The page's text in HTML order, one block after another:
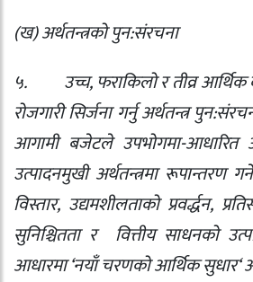
(ख) अर्थतन्त्रको पुन:संरचना
५.
उच्च,फराकिलो र तीव्र आर्थिक
रोजगारी सिर्जना गर्नु अर्थतन्त्र
आगामी बजेटले उपभोगमा-आधारित
उत्पादनमुखी अर्थतन्त्रमा रूपान्तरण
विस्तार, उद्यमशीलताको प्रवर्द्धन,
सुनिश्चितता र
वित्तीय साधनको
आधारमा‘नयाँ चरणको आर्थिक सुधार‘